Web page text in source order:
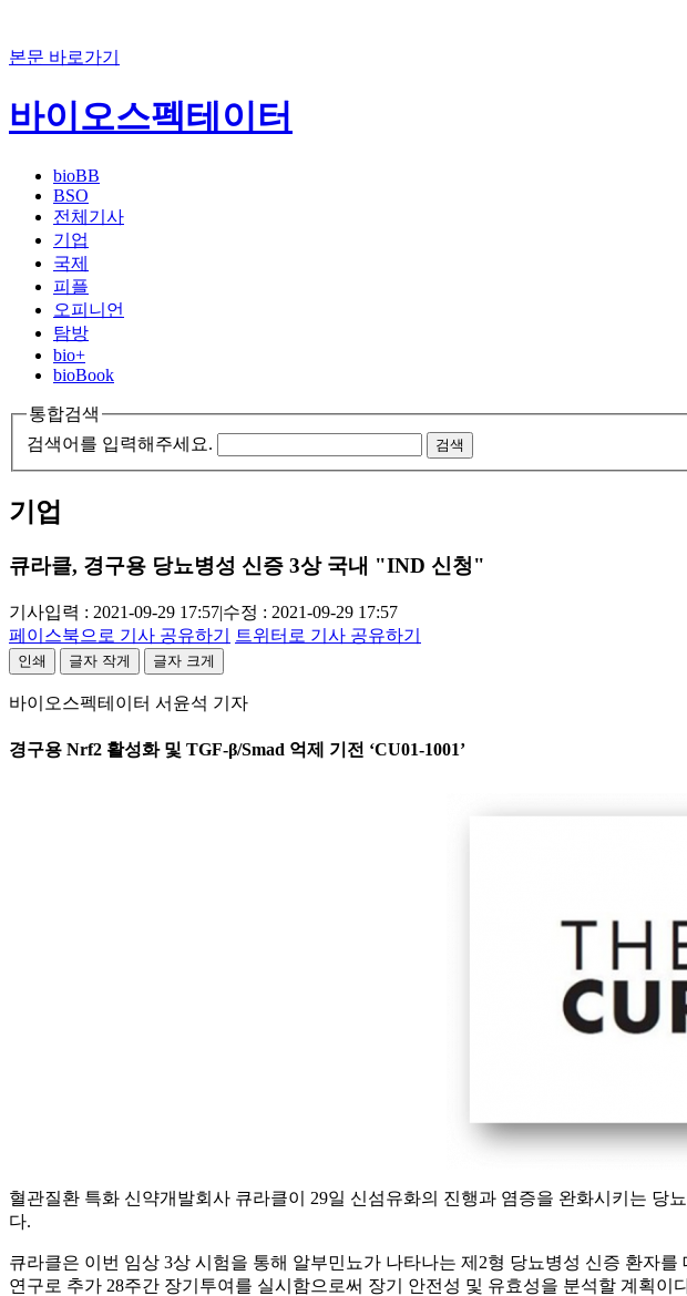
본문 바로가기
바이오스펙테이터
bioBB
BSO
전체기사
기업
국제
피플
오피니언
탐방
bio+
bioBook
통합검색
검색어를 입력해주세요.
검색
기업
큐라클, 경구용 당뇨병성 신증 3상 국내 "IND 신청"
기사입력 : 2021-09-29 17:57|수정 : 2021-09-29 17:57
페이스북으로 기사 공유하기
트위터로 기사 공유하기
인쇄 글자 작게 글자 크게
바이오스펙테이터 서윤석 기자
경구용 Nrf2 활성화 및 TGF-β/Smad 억제 기전 ‘CU01-1001’
혈관질환 특화 신약개발회사 큐라클이 29일 신섬유화의 진행과 염증을 완화시키는 당
다.
큐라클은 이번 임상 3상 시험을 통해 알부민뇨가 나타나는 제2형 당뇨병성 신증 환자
연구로 추가 28주간 장기투여를 실시함으로써 장기 안전성 및 유효성을 분석할 계획이